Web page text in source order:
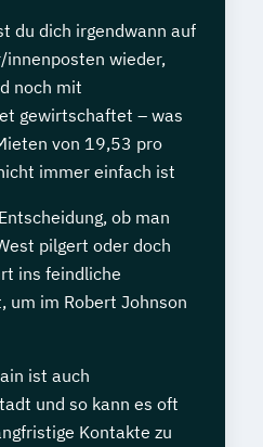
du dich irgendwann auf
innenposten wieder,
noch mit
gewirtschaftet – was
von 19,53 pro
immer einfach ist
ob man
pilgert oder doch
ins feindliche
um im Robert Johnson
ist auch
und so kann es oft
Kontakte zu